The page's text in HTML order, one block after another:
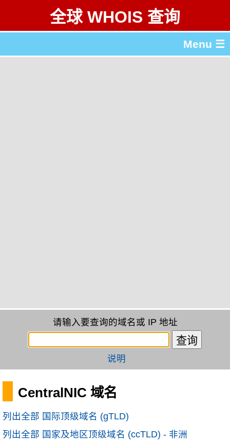
全球 WHOIS 查询
Menu ☰
请输入要查询的域名或 IP 地址
说明
CentralNIC 域名
列出全部 国际顶级域名 (gTLD)
列出全部 国家及地区顶级域名 (ccTLD) - 非洲